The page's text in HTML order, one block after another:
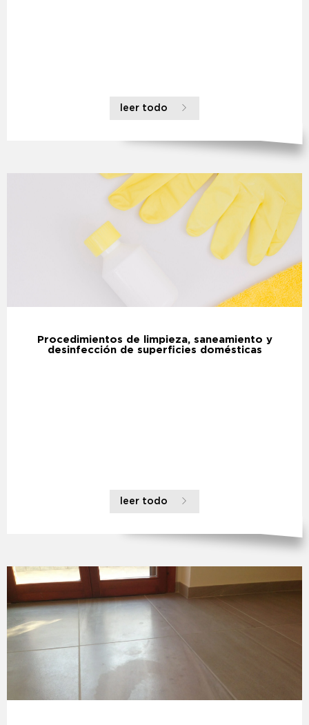
leer todo
Procedimientos de limpieza, saneamiento y
desinfección de superficies domésticas
leer todo